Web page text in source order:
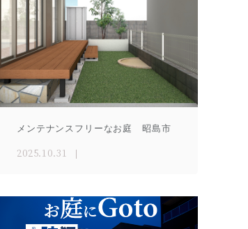
メンテナンスフリーなお庭 昭島市
2025.10.31